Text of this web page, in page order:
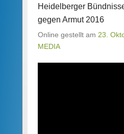
Heidelberger
gegen Armut 2016
Online gestellt am 23.
MEDIA